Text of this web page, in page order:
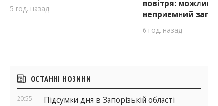
5 год. назад
повітря:
неприємний
6 год. назад
Бічні
віджети
ОСТАННІ НОВИНИ
20:55 Підсумки дня в Запорізькій області